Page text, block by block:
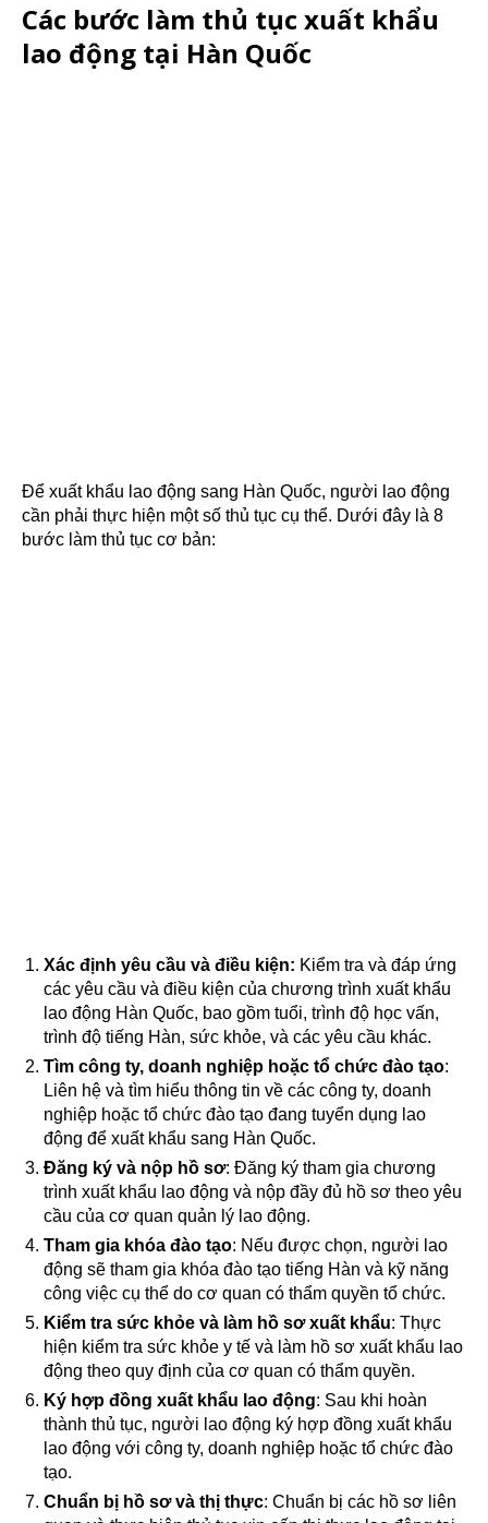
Các bước làm thủ tục xuất khẩu
lao động tại Hàn Quốc
Để xuất khẩu lao động sang Hàn Quốc, người lao động
cần phải thực hiện một số thủ tục cụ thể. Dưới đây là 8
bước làm thủ tục cơ bản:
Xác định yêu cầu và điều kiện: Kiểm tra và đáp ứng
các yêu cầu và điều kiện của chương trình xuất khẩu
lao động Hàn Quốc, bao gồm tuổi, trình độ học vấn,
trình độ tiếng Hàn, sức khỏe, và các yêu cầu khác.
Tìm công ty, doanh nghiệp hoặc tổ chức đào tạo:
Liên hệ và tìm hiểu thông tin về các công ty, doanh
nghiệp hoặc tổ chức đào tạo đang tuyển dụng lao
động để xuất khẩu sang Hàn Quốc.
Đăng ký và nộp hồ sơ: Đăng ký tham gia chương
trình xuất khẩu lao động và nộp đầy đủ hồ sơ theo yêu
cầu của cơ quan quản lý lao động.
Tham gia khóa đào tạo: Nếu được chọn, người lao
động sẽ tham gia khóa đào tạo tiếng Hàn và kỹ năng
công việc cụ thể do cơ quan có thẩm quyền tổ chức.
Kiểm tra sức khỏe và làm hồ sơ xuất khẩu: Thực
hiện kiểm tra sức khỏe y tế và làm hồ sơ xuất khẩu lao
động theo quy định của cơ quan có thẩm quyền.
Ký hợp đồng xuất khẩu lao động: Sau khi hoàn
thành thủ tục, người lao động ký hợp đồng xuất khẩu
lao động với công ty, doanh nghiệp hoặc tổ chức đào
tạo.
Chuẩn bị hồ sơ và thị thực: Chuẩn bị các hồ sơ liên